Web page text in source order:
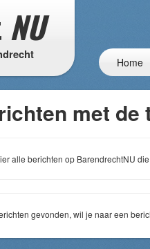
NU
Home
met de
alle berichten op BarendrechtNU
gevonden, wil je naar een